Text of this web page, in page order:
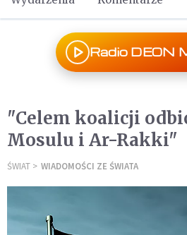
Radio DEON
"Celem koalicji
Mosulu i Ar-Rakki"
ŚWIAT WIADOMOŚCI ZE ŚWIATA